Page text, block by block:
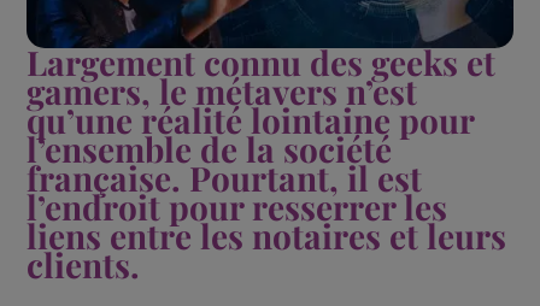
Largement connu des geeks et
gamers, le métavers n’est
qu’une réalité lointaine pour
l’ensemble de la société
française. Pourtant, il est
l’endroit pour resserrer les
liens entre les notaires et leurs
clients.